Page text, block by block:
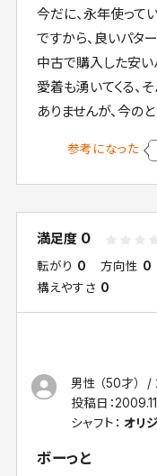
今だに、永年使って
ですから、良いパタ
中古で購入した安い
愛着も湧いてくる、
ありませんが、今の
参考になった
満足度 0
転がり 0 方向性 0
構えやすさ 0
男性 （50才）
投稿日：
シャフト： オリ
ボーっと